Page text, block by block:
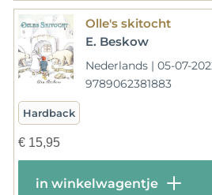
Olle's skitocht
E. Beskow
Nederlands | 05-07-
9789062381883
Hardback
€15,95
in winkelwagentje